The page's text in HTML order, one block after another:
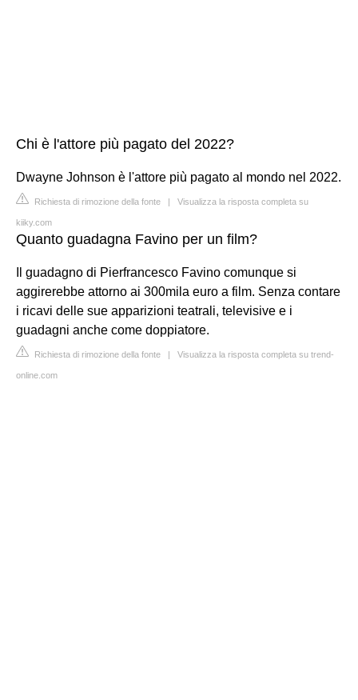
Chi è l'attore più pagato del 2022?
Dwayne Johnson è l'attore più pagato al mondo nel 2022.
Richiesta di rimozione della fonte | Visualizza la risposta completa su
kiiky.com
Quanto guadagna Favino per un film?
Il guadagno di Pierfrancesco Favino comunque si
aggirerebbe attorno ai 300mila euro a film. Senza contare
i ricavi delle sue apparizioni teatrali, televisive e i
guadagni anche come doppiatore.
Richiesta di rimozione della fonte | Visualizza la risposta completa su trend-
online.com